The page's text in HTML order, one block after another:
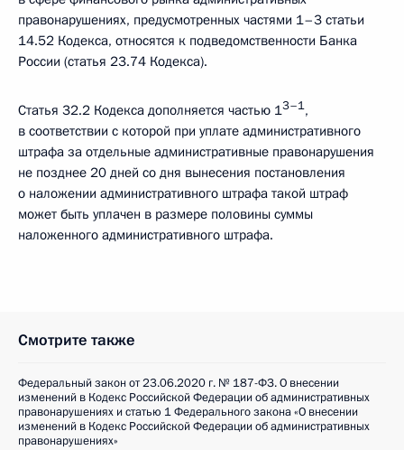
правонарушениях, предусмотренных частями 1–3 статьи
14.52 Кодекса, относятся к подведомственности Банка
России (статья 23.74 Кодекса).
Статья 32.2 Кодекса дополняется частью 13–1,
в соответствии с которой при уплате административного
штрафа за отдельные административные правонарушения
не позднее 20 дней со дня вынесения постановления
о наложении административного штрафа такой штраф
может быть уплачен в размере половины суммы
наложенного административного штрафа.
Смотрите также
Федеральный закон от 23.06.2020 г. № 187-ФЗ. О внесении
изменений в Кодекс Российской Федерации об административных
правонарушениях и статью 1 Федерального закона «О внесении
изменений в Кодекс Российской Федерации об административных
правонарушениях»